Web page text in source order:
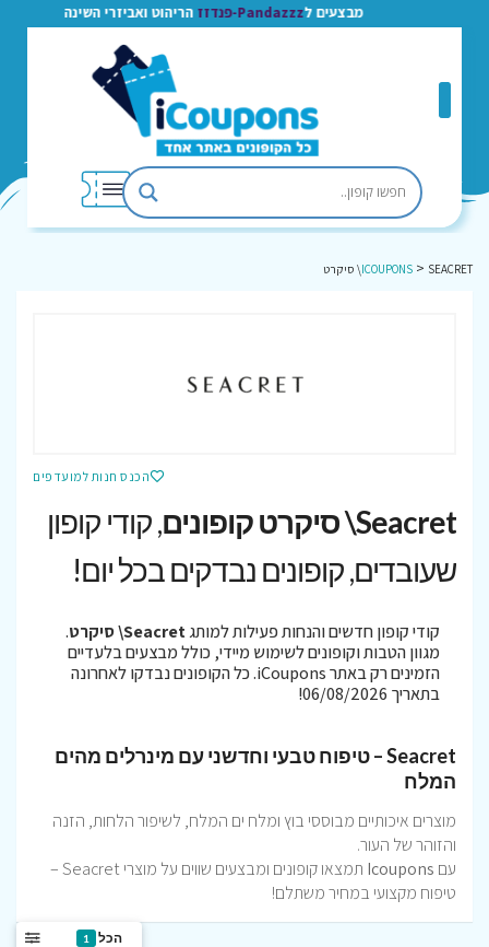
מבצעים לPandazzz-פנדזז הריהוט ואביזרי השינה
ICOUPONS > SEACRET\ סיקרט
הכנס חנות למועדפים
Seacret\ סיקרט קופונים
, קודי קופון
שעובדים, קופונים נבדקים בכל יום!
קודי קופון חדשים והנחות פעילות למותגSeacret\ סיקרט
.
מגוון הטבות וקופונים לשימוש מיידי, כולל מבצעים בלעדיים
הזמינים רק באתר iCoupons. כל הקופונים נבדקו לאחרונה
בתאריך 06/08/2026!
Seacret – טיפוח טבעי וחדשני עם מינרלים מהים
המלח
מוצרים איכותיים מבוססי בוץ ומלח ים המלח, לשיפור הלחות, הזנה
והזוהר של העור.
עם Icoupons
תמצאו קופונים ומבצעים שווים על מוצרי Seacret –
טיפוח מקצועי במחיר משתלם!
הכל 1